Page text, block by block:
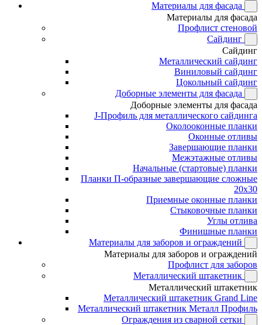
Материалы для фасада
Материалы для фасада
Профлист стеновой
Сайдинг
Сайдинг
Металлический сайдинг
Виниловый сайдинг
Цокольный сайдинг
Доборные элементы для фасада
Доборные элементы для фасада
J-Профиль для металлического сайдинга
Околооконные планки
Оконные отливы
Завершающие планки
Межэтажные отливы
Начальные (стартовые) планки
Планки П-образные завершающие сложные
20x30
Приемные оконные планки
Стыковочные планки
Углы отлива
Финишные планки
Материалы для заборов и ограждений
Материалы для заборов и ограждений
Профлист для заборов
Металлический штакетник
Металлический штакетник
Металлический штакетник Grand Line
Металлический штакетник Металл Профиль
Ограждения из сварной сетки